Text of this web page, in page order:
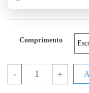
Comprimento
- +